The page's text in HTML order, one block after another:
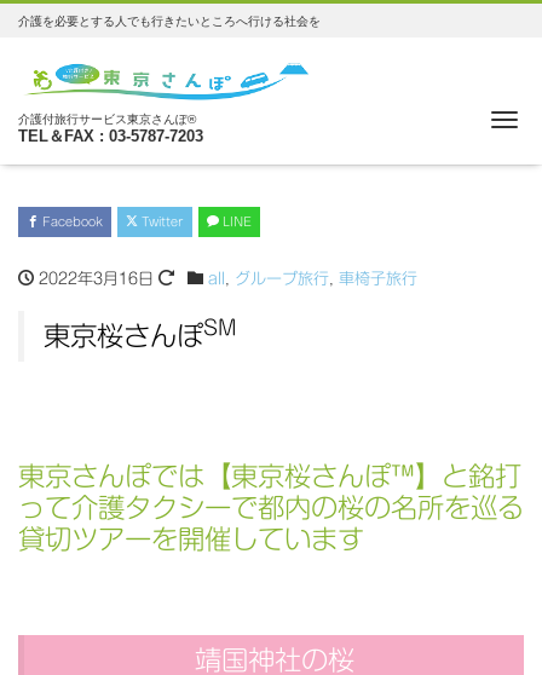
介護を必要とする人でも行きたいところへ行ける社会を
介護付旅行サービス東京さんぽ®
TEL＆FAX : 03-5787-7203
Facebook Twitter LINE
2022年3月16日 all グループ旅行, 車椅子旅行
東京桜さんぽSM
東京さんぽでは【東京桜さんぽ™】と銘打
って介護タクシーで都内の桜の名所を巡る
貸切ツアーを開催しています
靖国神社の桜